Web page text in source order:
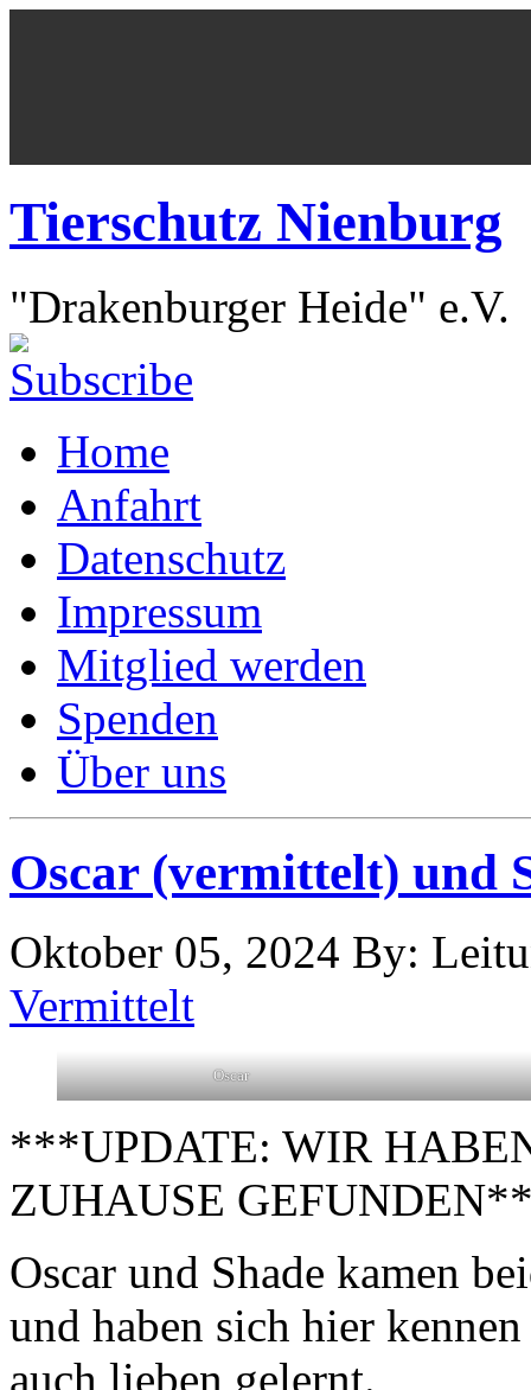
Tierschutz Nienburg
"Drakenburger Heide" e.V.
Home
Anfahrt
Datenschutz
Impressum
Mitglied werden
Spenden
Über uns
Oscar (vermittelt) und
Oktober 05, 2024 By:
Vermittelt
Oscar
***UPDATE: WIR
ZUHAUSE
Oscar und Shade kamen
und haben sich hier
auch lieben gelernt.